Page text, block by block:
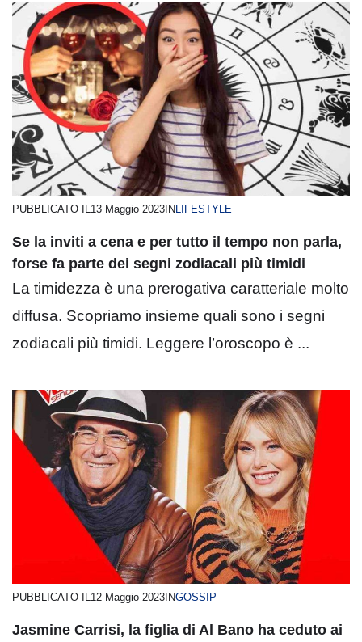
PUBBLICATO IL 13 Maggio 2023 IN LIFESTYLE
Se la inviti a cena e per tutto il tempo non parla,
forse fa parte dei segni zodiacali più timidi
La timidezza è una prerogativa caratteriale molto
diffusa. Scopriamo insieme quali sono i segni
zodiacali più timidi. Leggere l’oroscopo è ...
PUBBLICATO IL 12 Maggio 2023 INGOSSIP
Jasmine Carrisi, la figlia di Al Bano ha ceduto ai